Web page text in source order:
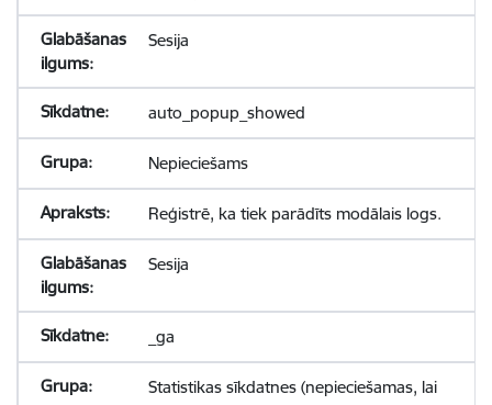
Sesija
auto_popup_showed
Nepieciešams
Reģistrē, ka tiek parādīts modālais logs.
Sesija
_ga
Statistikas sīkdatnes (nepieciešamas, lai